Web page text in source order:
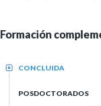
Formación
CONCLUIDA
+
POSDOCTORADOS